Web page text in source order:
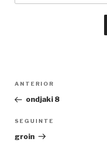
Navegação
artigos
Conteúdo
anterior
ANTERIOR
ondjaki 8
Conteúdo
seguinte
SEGUINTE
groin